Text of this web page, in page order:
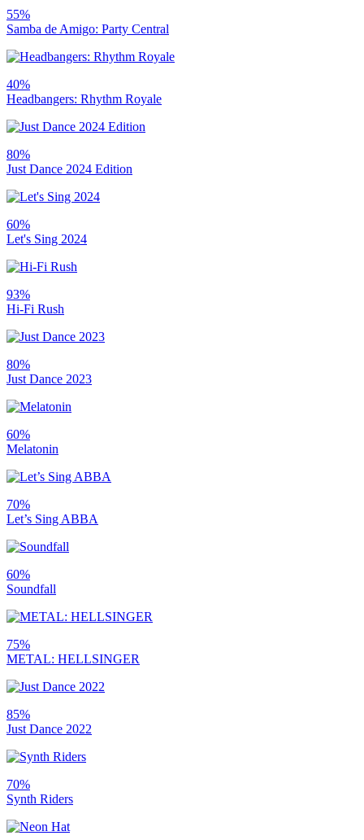
55%
Samba de Amigo: Party Central
40%
Headbangers: Rhythm Royale
80%
Just Dance 2024 Edition
60%
Let's Sing 2024
93%
Hi-Fi Rush
80%
Just Dance 2023
60%
Melatonin
70%
Let’s Sing ABBA
60%
Soundfall
75%
METAL: HELLSINGER
85%
Just Dance 2022
70%
Synth Riders